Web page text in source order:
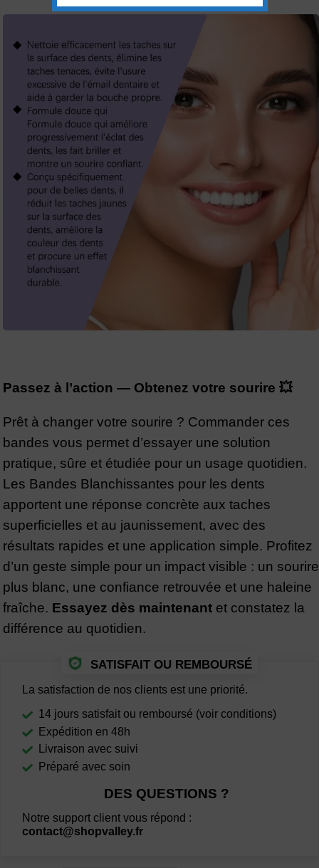
Passez à l’action — Obtenez votre sourire 💥
Prêt à changer votre sourire ? Commander ces
bandes vous permet d’essayer une solution
pratique, sûre et étudiée pour un usage quotidien.
Les Bandes Blanchissantes pour les dents
apportent une réponse concrète aux taches
superficielles et au jaunissement, avec des
résultats rapides et une application simple. Profitez
d’un geste simple pour un impact visible : un sourire
plus blanc, une confiance retrouvée et une haleine
fraîche. Essayez dès maintenant et constatez la
différence au quotidien.
SATISFAIT OU REMBOURSÉ
La satisfaction de nos clients est une priorité.
14 jours satisfait ou remboursé (voir conditions)
Expédition en 48h
Livraison avec suivi
Préparé avec soin
DES QUESTIONS ?
Notre support client vous répond :
contact@shopvalley.fr